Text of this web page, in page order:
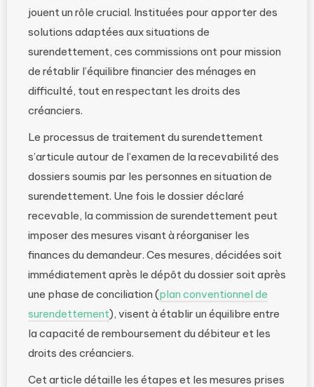
jouent un rôle crucial. Instituées pour apporter des
solutions adaptées aux situations de
surendettement, ces commissions ont pour mission
de rétablir l’équilibre financier des ménages en
difficulté, tout en respectant les droits des
créanciers.
Le processus de traitement du surendettement
s’articule autour de l’examen de la recevabilité des
dossiers soumis par les personnes en situation de
surendettement. Une fois le dossier déclaré
recevable, la commission de surendettement peut
imposer des mesures visant à réorganiser les
finances du demandeur. Ces mesures, décidées soit
immédiatement après le dépôt du dossier soit après
une phase de conciliation (plan conventionnel de
surendettement), visent à établir un équilibre entre
la capacité de remboursement du débiteur et les
droits des créanciers.
Cet article détaille les étapes et les mesures prises